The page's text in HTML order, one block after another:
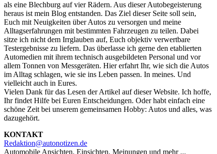
als eine Blechburg auf vier Rädern. Aus dieser Autobegeisterung
heraus ist mein Blog entstanden. Das Ziel dieser Seite soll sein,
Euch mit Neuigkeiten über Autos zu versorgen und meine
Alltagserfahrungen mit bestimmten Fahrzeugen zu teilen. Dabei
sitze ich nicht dem Irrglauben auf, Euch objektiv verwertbare
Testergebnisse zu liefern. Das überlasse ich gerne den etablierten
Automedien mit ihrem technisch ausgebildeten Personal und vor
allem Tonnen von Messgeräten. Hier erfahrt Ihr, wie sich die Autos
im Alltag schlagen, wie sie ins Leben passen. In meines. Und
vielleicht auch in Eures.
Vielen Dank für das Lesen der Artikel auf dieser Website. Ich hoffe,
Ihr findet Hilfe bei Euren Entscheidungen. Oder habt einfach eine
schöne Zeit bei unserem gemeinsamen Hobby: Autos und alles, was
dazugehört.
KONTAKT
Redaktion@autonotizen.de
Automobile Ansichten, Einsichten, Meinungen und mehr ...